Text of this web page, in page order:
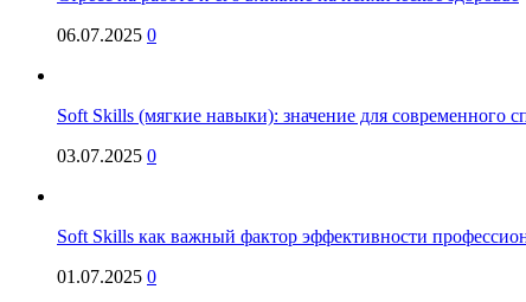
06.07.2025 0
Soft Skills (мягкие навыки): значение для современного
03.07.2025 0
Soft Skills как важный фактор эффективности
01.07.2025 0